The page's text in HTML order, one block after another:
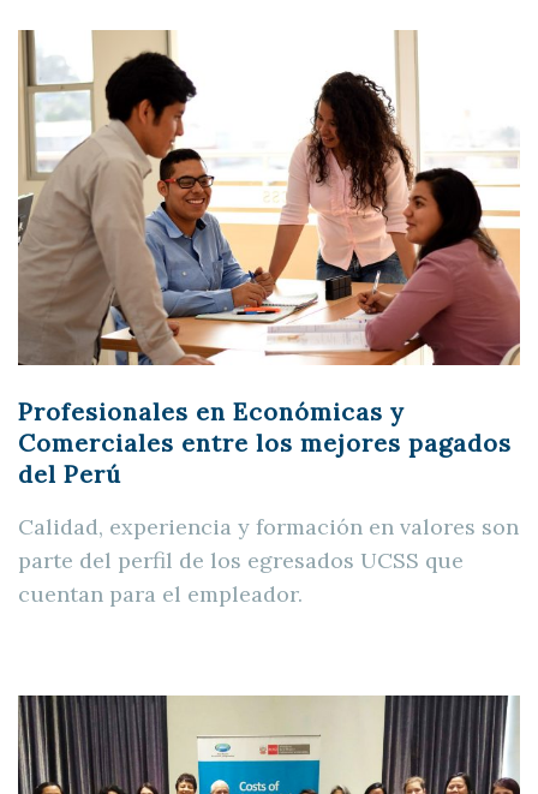
Profesionales en Económicas y
Comerciales entre los mejores pagados
del Perú
Calidad, experiencia y formación en valores son
parte del perfil de los egresados UCSS que
cuentan para el empleador.